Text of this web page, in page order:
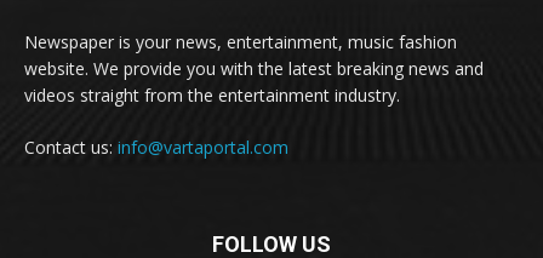
Newspaper is your news, entertainment, music fashion
website. We provide you with the latest breaking news and
videos straight from the entertainment industry.
Contact us: info@vartaportal.com
FOLLOW US